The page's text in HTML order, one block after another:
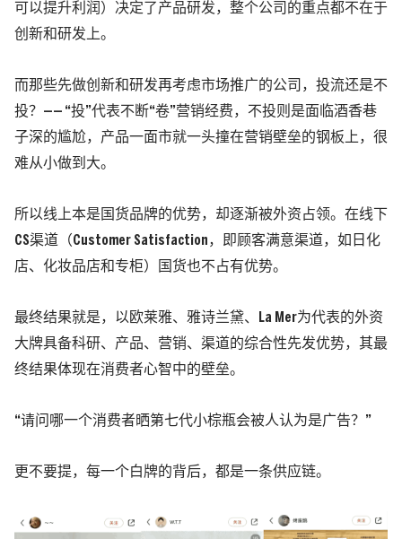
可以提升利润）决定了产品研发，整个公司的重点都不在于
创新和研发上。
而那些先做创新和研发再考虑市场推广的公司，投流还是不
投？—— “投”代表不断“卷”营销经费，不投则是面临酒香巷
子深的尴尬，产品一面市就一头撞在营销壁垒的钢板上，很
难从小做到大。
所以线上本是国货品牌的优势，却逐渐被外资占领。在线下
CS渠道（Customer Satisfaction，即顾客满意渠道，如日化
店、化妆品店和专柜）国货也不占有优势。
最终结果就是，以欧莱雅、雅诗兰黛、La Mer为代表的外资
大牌具备科研、产品、营销、渠道的综合性先发优势，其最
终结果体现在消费者心智中的壁垒。
“请问哪一个消费者晒第七代小棕瓶会被人认为是广告？”
更不要提，每一个白牌的背后，都是一条供应链。